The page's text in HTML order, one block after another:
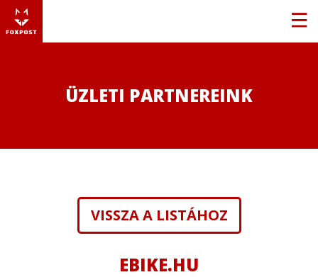
ÜZLETI PARTNEREINK
VISSZA A LISTÁHOZ
EBIKE.HU